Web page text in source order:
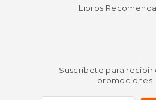
Libros
Suscríbete para recibir
promociones